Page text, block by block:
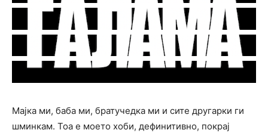
Мајка ми, баба ми, братучедка ми и сите другарки ги
шминкам. Тоа е моето хоби, дефинитивно, покрај